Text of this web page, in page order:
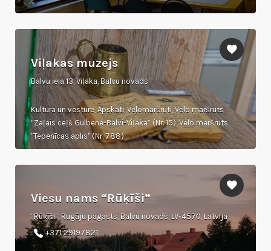
Viļakas muzejs
Balvu iela 13, Viļaka, Balvu novads
Kultūra un vēsture, Apskati, Velomaršruti, Velo maršruts
“Zaļais ceļš Gulbene-Balvi-Viļaka” (Nr. 15), Velo maršruts
"Tepenīcas aplis" (Nr. 788)
Viesu nams “Rūķīši”
“Rūķīši”, Rugāju pagasts, Balvu novads, LV-4570, Latvija
+371 29197821